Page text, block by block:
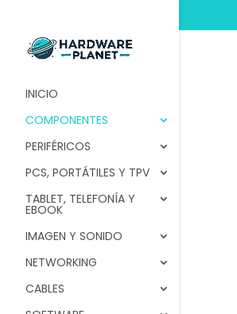
INICIO
COMPONENTES
PERIFÉRICOS
PCS, PORTÁTILES Y TPV
TABLET, TELEFONÍA Y
EBOOK
IMAGEN Y SONIDO
NETWORKING
CABLES